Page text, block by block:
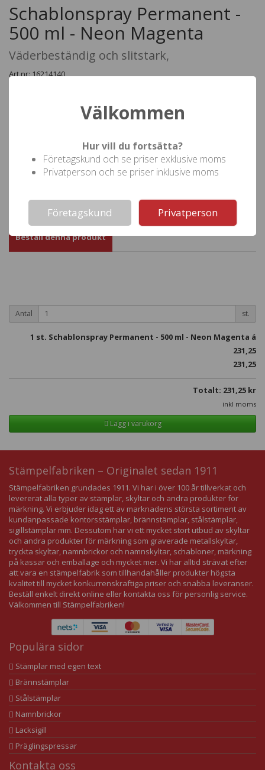
Schablonspray Permanent -
500 ml - Neon Magenta
Väderbeständig och slitstark,
Art.nr: 16214140
Bra vidhäftning på de flesta ytor. Utmärkt klarhet och täckning.
Minimal spraydimma. Snabbtorkande.
1
inkl moms) 231,25
Beställ denna produkt
Antal st.
1 st. Schablonspray Permanent - 500 ml - Neon Magenta á
231,25
231,25
Totalt: 231,25 kr
inkl moms
Lägg i varukorg
Stämpelfabriken – Originalet sedan 1911
Stämpelfabriken grundades 1911. Vi har i över 100 år tillverkat och
levererat alla typer av stämplar, skyltar och andra produkter för
märkning. Vi erbjuder idag ett av marknadens största sortiment av
kundanpassade kontorsstämplar, brännstämplar, stålstämplar,
sigillstämplar mm. Dessutom har vi ett mycket stort utbud av skyltar
och andra produkter för märkning som graverade metallskyltar,
tryckta skyltar, namnbrickor och namnskyltar, schabloner, märkning
på kassar och emballage och mycket mer. Vi har alltid strävat efter
att vara en stämpelfabrik som tillhandahåller produkter högsta
kvalitet till mycket konkurrenskraftiga priser och snabba leveranser.
Beställ enkelt direkt online eller kontakta oss för personlig service.
Välkommen till Stämpelfabriken!
Populära sidor
Stämplar med egen text
Brännstämplar
Stålstämplar
Namnbrickor
Lacksigill
Präglingspressar
Kontakta oss
Välkommen
Hur vill du fortsätta?
Företagskund och se priser exklusive moms
Privatperson och se priser inklusive moms
Företagskund Privatperson